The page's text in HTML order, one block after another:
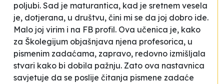
poljubi. Sad je maturantica, kad je sretnem vesela
je, dotjerana, u društvu, čini mi se da joj dobro ide.
Malo joj virim i na FB profil. Ova učenica je, kako
za Školegijum objašnjava njena profesorica, u
pismenim zadaćama, zapravo, redovno izmišljala
stvari kako bi dobila pažnju. Zato ova nastavnica
savjetuje da se poslije čitanja pismene zadaće